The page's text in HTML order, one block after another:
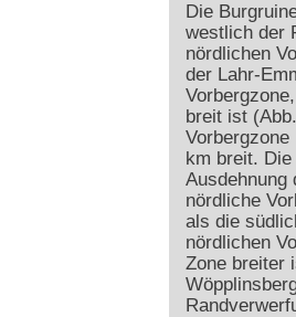
Die
westlich der
nördlichen
der Lahr-
breit ist
km breit.
Ausdehnung
nördliche
als die
nördlichen
Zone breiter